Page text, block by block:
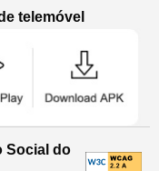
telemóvel
Social do